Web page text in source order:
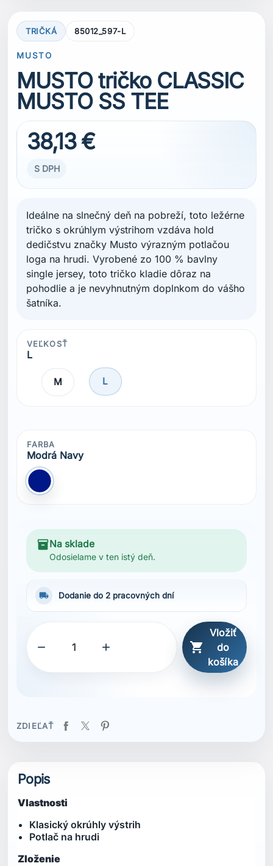
TRIČKÁ 85012_597-L
MUSTO
MUSTO tričko CLASSIC
MUSTO SS TEE
38,13 €
S DPH
Ideálne na slnečný deň na pobreží, toto ležérne
tričko s okrúhlym výstrihom vzdáva hold
dedičstvu značky Musto výrazným potlačou
loga na hrudi. Vyrobené zo 100 % bavlny
single jersey, toto tričko kladie dôraz na
pohodlie a je nevyhnutným doplnkom do vášho
šatníka.
VEĽKOSŤ
L
M L
FARBA
Modrá Navy
Modrá Navy
inventory_2 Na sklade
Odosielame v ten istý deň.
local_shipping Dodanie do 2 pracovných dní
  
Vložiť
do
košíka
ZDIEĽAŤ
Popis
Vlastnosti
Klasický okrúhly výstrih
Potlač na hrudi
Zloženie